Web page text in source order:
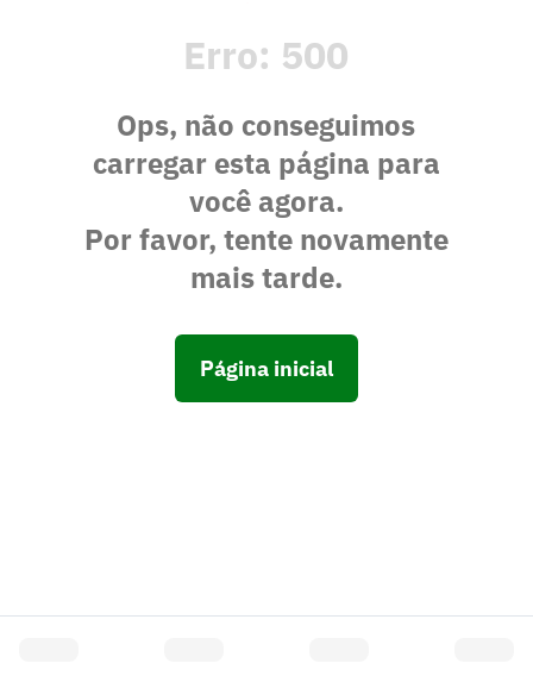
Erro: 500
Ops, não conseguimos
carregar esta página para
você agora.
Por favor, tente novamente
mais tarde.
Página inicial